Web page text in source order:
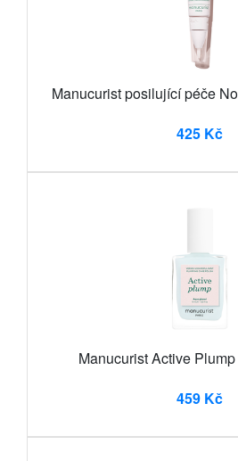
Manucurist posilující péče
425 Kč
Manucurist Active
459 Kč